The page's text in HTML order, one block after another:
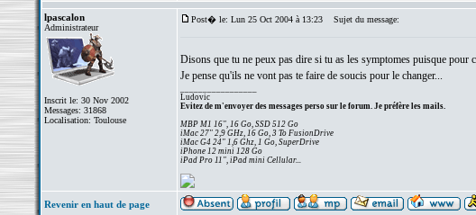
lpascalon
Administrateur
Inscrit le: 30 Nov 2002
Messages: 31868
Localisation: Toulouse
Post� le: Lun 25 Oct 2004 à 13:23 Sujet du message:
Disons que tu ne peux pas dire si tu as les symptomes puisque pour
Je pense qu'ils ne vont pas te faire de soucis pour le changer...
Ludovic
Evitez de m'envoyer des messages perso sur le forum. Je préfère les mails.
MBP M1 16", 16 Go, SSD 512 Go
iMac 27" 2,9 GHz, 16 Go, 3 To FusionDrive
iMac G4 24" 1,6 Ghz, 1 Go, SuperDrive
iPhone 12 mini 128 Go
iPad Pro 11", iPad mini Cellular...
Revenir en haut de page